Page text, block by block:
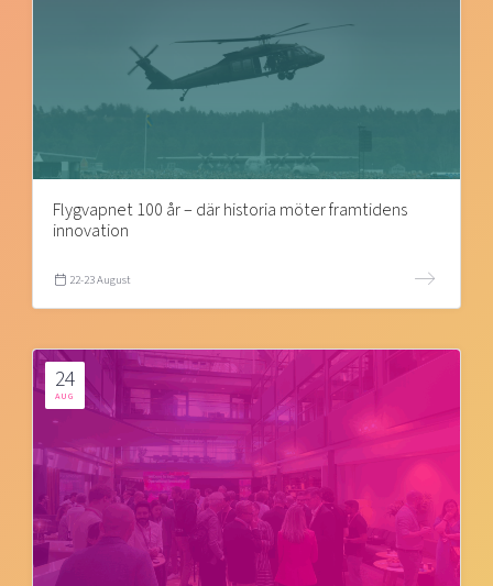
Flygvapnet 100 år – där historia möter framtidens
innovation
22-23 August
24
AUG